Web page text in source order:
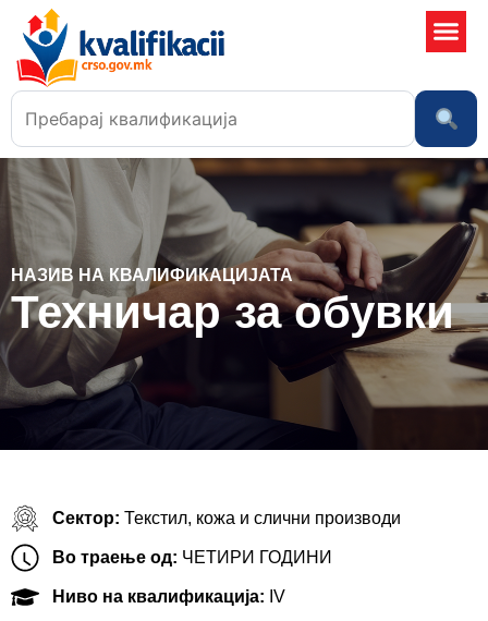
НАЗИВ НА КВАЛИФИКАЦИЈАТА
Техничар за обувки
Сектор: Текстил, кожа и слични производи
Во траење од: ЧЕТИРИ ГОДИНИ
Ниво на квалификација: IV